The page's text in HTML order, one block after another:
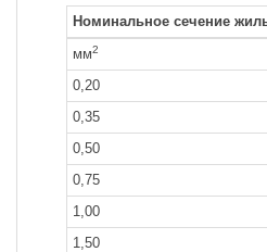
Номинальное сечение
мм2
0,20
0,35
0,50
0,75
1,00
1,50